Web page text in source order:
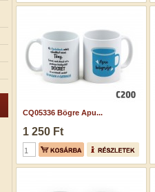
CQ05336 Bögre Apu...
1 250 Ft